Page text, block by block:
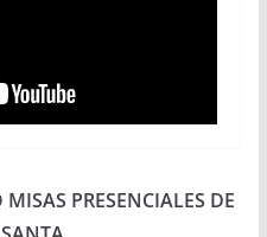
PRESENCIALES DE